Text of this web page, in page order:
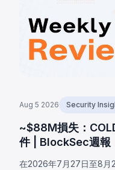
Aug 5 2026 Security
~$88M損失：
件 | BlockSec週報
在2026年7月27日至8月